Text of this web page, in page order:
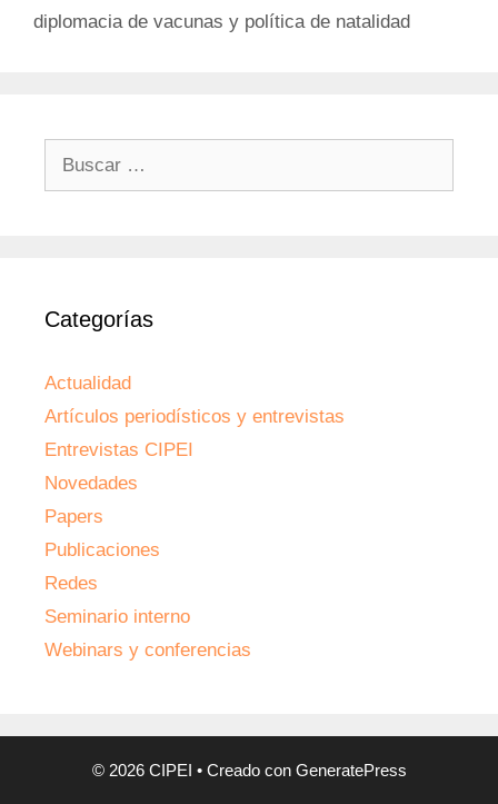
diplomacia de vacunas y política de natalidad
Categorías
Actualidad
Artículos periodísticos y entrevistas
Entrevistas CIPEI
Novedades
Papers
Publicaciones
Redes
Seminario interno
Webinars y conferencias
© 2026 CIPEI • Creado con GeneratePress